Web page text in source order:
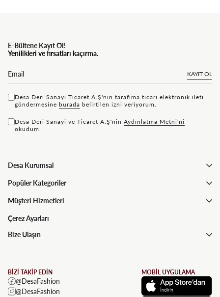
E-Bültene Kayıt Ol!
Yenilikleri ve fırsatları kaçırma.
KAYIT OL
Desa Deri Sanayi Ticaret A.Ş'nin tarafıma ticari elektronik ileti
göndermesine bu rada belirtilen izni veriyorum.
Desa Deri Sanayi ve Ticaret A.Ş'nin Aydınlatma Metni'ni
okudum.
Desa Kurumsal
Popüler Kategoriler
Müşteri Hizmetleri
Çerez Ayarları
Bize Ulaşın
BİZİ TAKİP EDİN
@DesaFashion
@DesaFashion
MOBİL UYGULAMA